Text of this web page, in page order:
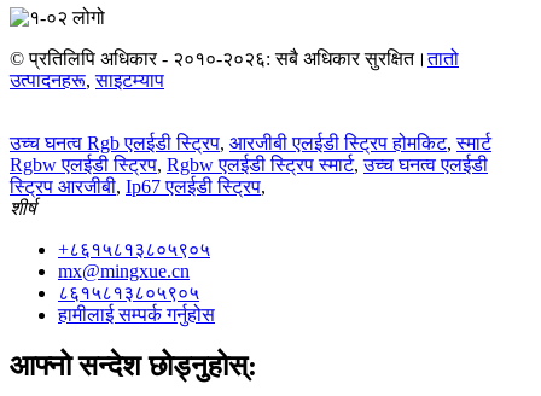
© प्रतिलिपि अधिकार - २०१०-२०२६: सबै अधिकार सुरक्षित।तातो
उत्पादनहरू,साइटम्याप
उच्च घनत्व Rgb एलईडी स्ट्रिप, आरजीबी एलईडी स्ट्रिप होमकिट,स्मार्ट
Rgbw एलईडी स्ट्रिप, Rgbw एलईडी स्ट्रिप स्मार्ट,उच्च घनत्व एलईडी
स्ट्रिप आरजीबी, Ip67 एलईडी स्ट्रिप,
शीर्ष
+८६१५८१३८०५९०५
mx@mingxue.cn
८६१५८१३८०५९०५
हामीलाई सम्पर्क गर्नुहोस
आफ्नो सन्देश छोड्नुहोस्: